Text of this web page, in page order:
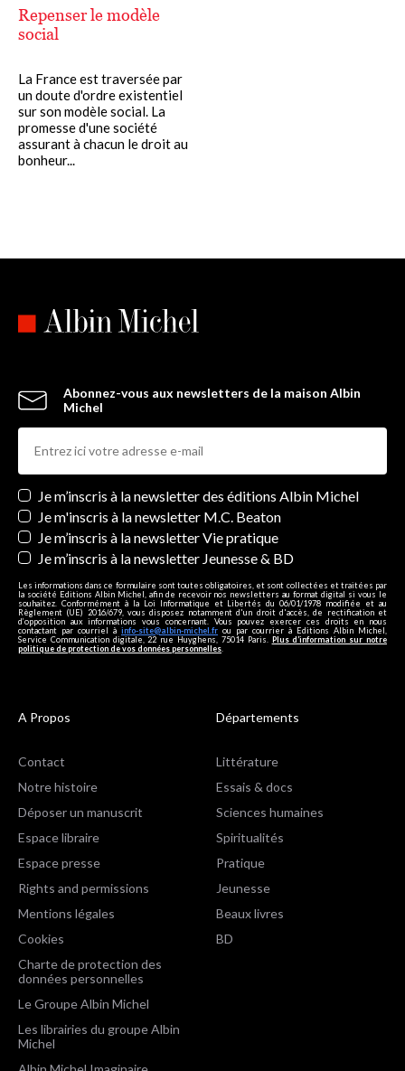
Repenser le modèle
social
La France est traversée par
un doute d'ordre existentiel
sur son modèle social. La
promesse d'une société
assurant à chacun le droit au
bonheur...
Abonnez-vous aux newsletters de la maison Albin
Michel
Newsletters
Je m’inscris à la newsletter des éditions Albin Michel
Je m'inscris à la newsletter M.C. Beaton
Je m’inscris à la newsletter Vie pratique
Je m’inscris à la newsletter Jeunesse & BD
Les informations dans ce formulaire sont toutes obligatoires, et sont collectées et traitées par
la société Editions Albin Michel, afin de recevoir nos newsletters au format digital si vous le
souhaitez. Conformément à la Loi Informatique et Libertés du 06/01/1978 modifiée et au
Règlement (UE) 2016/679, vous disposez notamment d'un droit d'accès, de rectification et
d’opposition aux informations vous concernant. Vous pouvez exercer ces droits en nous
contactant par courriel à info-site@albin-michel.fr ou par courrier à Editions Albin Michel,
Service Communication digitale, 22 rue Huyghens, 75014 Paris. Plus d’information sur notre
politique de protection de vos données personnelles
A Propos
Contact
Notre histoire
Déposer un manuscrit
Espace libraire
Espace presse
Rights and permissions
Mentions légales
Cookies
Charte de protection des
données personnelles
Le Groupe Albin Michel
Les librairies du groupe Albin
Michel
Départements
Littérature
Essais & docs
Sciences humaines
Spiritualités
Pratique
Jeunesse
Beaux livres
BD